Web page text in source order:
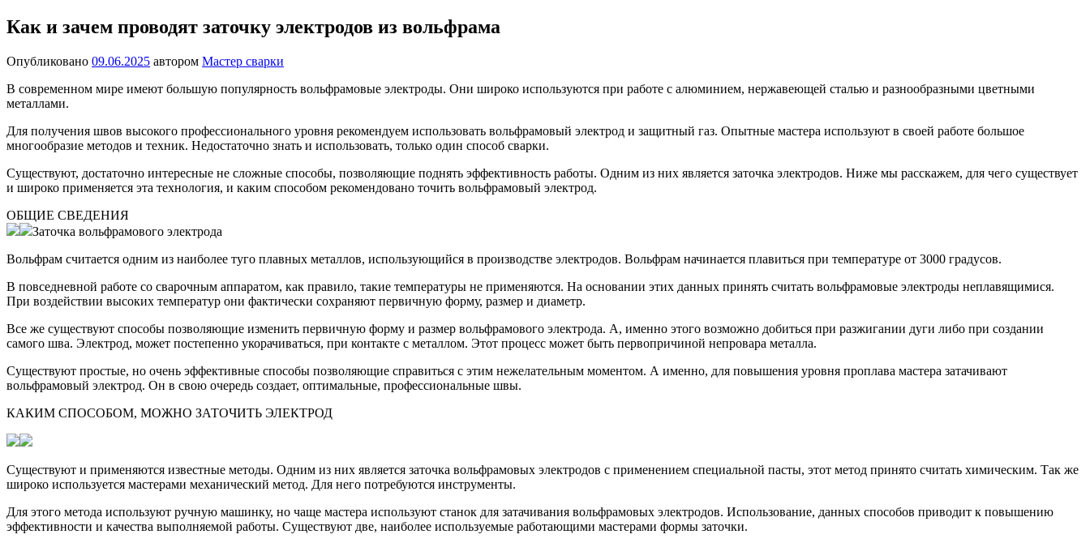
Как и зачем проводят заточку электродов из вольфрама
Опубликовано 09.06.2025 автором Мастер сварки
В современном мире имеют большую популярность вольфрамовые электроды. Они широко используются при работе с алюминием, нержавеющей сталью и разнообразными цветными
металлами.
Для получения швов высокого профессионального уровня рекомендуем использовать вольфрамовый электрод и защитный газ. Опытные мастера используют в своей работе большое
многообразие методов и техник. Недостаточно знать и использовать, только один способ сварки.
Существуют, достаточно интересные не сложные способы, позволяющие поднять эффективность работы. Одним из них является заточка электродов. Ниже мы расскажем, для чего существует
и широко применяется эта технология, и каким способом рекомендовано точить вольфрамовый электрод.
ОБЩИЕ СВЕДЕНИЯ
Заточка вольфрамового электрода
Вольфрам считается одним из наиболее туго плавных металлов, использующийся в производстве электродов. Вольфрам начинается плавиться при температуре от 3000 градусов.
В повседневной работе со сварочным аппаратом, как правило, такие температуры не применяются. На основании этих данных принять считать вольфрамовые электроды неплавящимися.
При воздействии высоких температур они фактически сохраняют первичную форму, размер и диаметр.
Все же существуют способы позволяющие изменить первичную форму и размер вольфрамового электрода. А, именно этого возможно добиться при разжигании дуги либо при создании
самого шва. Электрод, может постепенно укорачиваться, при контакте с металлом. Этот процесс может быть первопричиной непровара металла.
Существуют простые, но очень эффективные способы позволяющие справиться с этим нежелательным моментом. А именно, для повышения уровня проплава мастера затачивают
вольфрамовый электрод. Он в свою очередь создает, оптимальные, профессиональные швы.
КАКИМ СПОСОБОМ, МОЖНО ЗАТОЧИТЬ ЭЛЕКТРОД
Существуют и применяются известные методы. Одним из них является заточка вольфрамовых электродов с применением специальной пасты, этот метод принято считать химическим. Так же
широко используется мастерами механический метод. Для него потребуются инструменты.
Для этого метода используют ручную машинку, но чаще мастера используют станок для затачивания вольфрамовых электродов. Использование, данных способов приводит к повышению
эффективности и качества выполняемой работы. Существуют две, наиболее используемые работающими мастерами формы заточки.